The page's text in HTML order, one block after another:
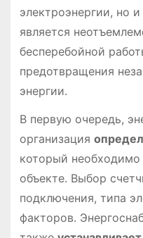
электроэнергии, но
является
бесперебойной
предотвращения
энергии․
В первую очередь,
организация
который необходимо
объекте․ Выбор
подключения, типа
факторов․